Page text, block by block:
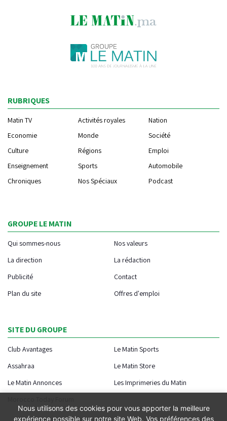
RUBRIQUES
Matin TV Activités royales
Nation
Economie
Monde
Société
Culture
Régions
Emploi
Enseignement
Sports
Automobile
Chroniques
Nos Spéciaux Podcast
GROUPE LE MATIN
Qui sommes-nous
Nos valeurs
La direction
La rédaction
Publicité
Contact
Plan du site
Offres d'emploi
SITE DU GROUPE
Club Avantages
Le Matin Sports
Assahraa
Le Matin Store
Le Matin Annonces
Les Imprimeries du Matin
Nous utilisons des cookies pour vous apporter la meilleure
expérience possible sur notre site Web. Vos préférences des